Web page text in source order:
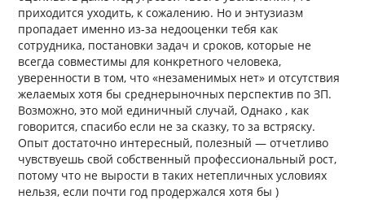
приходится уходить, к сожалению. Но и энтузиазм
пропадает именно из-за недооценки тебя как
сотрудника, постановки задач и сроков, которые не
всегда совместимы для конкретного человека,
уверенности в том, что «незаменимых нет» и отсутствия
желаемых хотя бы среднерыночных перспектив по ЗП.
Возможно, это мой единичный случай, Однако , как
говорится, спасибо если не за сказку, то за встряску.
Опыт достаточно интересный, полезный — отчетливо
чувствуешь свой собственный профессиональный рост,
потому что не вырости в таких нетепличных условиях
нельзя, если почти год продержался хотя бы )